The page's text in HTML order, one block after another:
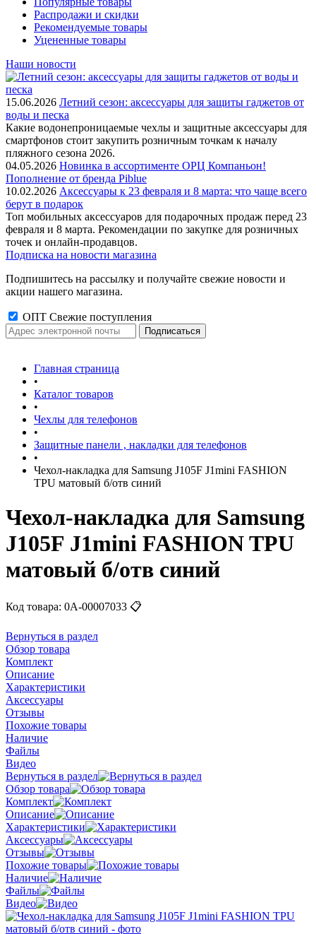
Распродажи и скидки
Рекомендуемые товары
Уцененные товары
Наши новости
15.06.2026 Летний сезон: аксессуары для защиты гаджетов от
воды и песка
Какие водонепроницаемые чехлы и защитные аксессуары для
смартфонов стоит закупить розничным точкам к началу
пляжного сезона 2026.
04.05.2026 Новинка в ассортименте OРЦ Компаньон!
Пополнение от бренда Piblue
10.02.2026 Аксессуары к 23 февраля и 8 марта: что чаще всего
берут в подарок
Топ мобильных аксессуаров для подарочных продаж перед 23
февраля и 8 марта. Рекомендации по закупке для розничных
точек и онлайн-продавцов.
Подписка на новости магазина
Подпишитесь на рассылку и получайте свежие новости и
акции нашего магазина.
ОПТ Свежие поступления
Главная страница
•
Каталог товаров
•
Чехлы для телефонов
•
Защитные панели , накладки для телефонов
•
Чехол-накладка для Samsung J105F J1mini FASHION
TPU матовый б/отв синий
Чехол-накладка для Samsung
J105F J1mini FASHION TPU
матовый б/отв синий
Код товара: 0А-00007033 📋
Вернуться в раздел
Обзор товара
Комплект
Описание
Характеристики
Аксессуары
Отзывы
Похожие товары
Наличие
Файлы
Видео
Вернуться в раздел
Обзор товара
Комплект
Описание
Характеристики
Аксессуары
Отзывы
Похожие товары
Наличие
Файлы
Видео